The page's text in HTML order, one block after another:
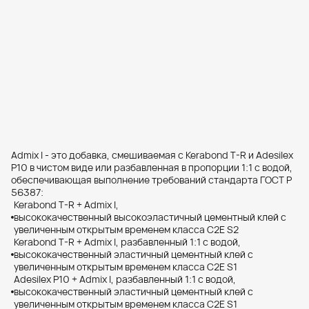
Admix I - это добавка, смешиваемая с Kerabond T-R и Adesilex
P10 в чистом виде или разбавленная в пропорции 1:1 с водой,
обеспечивающая выполнение требований стандарта ГОСТ Р
56387:
Kerabond T-R + Admix I,
высококачественный высокоэластичный цементный клей с
увеличенным открытым временем класса C2E S2
Kerabond T-R + Admix I, разбавленный 1:1 с водой,
высококачественный эластичный цементный клей с
увеличенным открытым временем класса C2E S1
Adesilex P10 + Admix I, разбавленный 1:1 с водой,
высококачественный эластичный цементный клей с
увеличенным открытым временем класса C2E S1